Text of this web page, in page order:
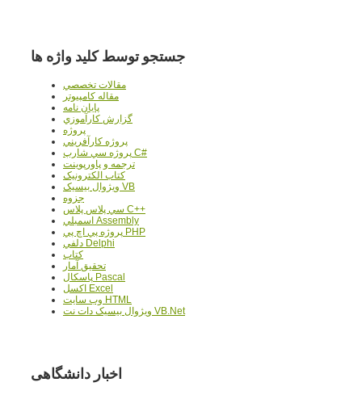
جستجو توسط کلید واژه ها
مقالات تخصصي
مقاله کامپیوتر
پایان نامه
گزارش کارآموزي
پروژه
پروژه کارآفريني
پروژه سي شارپ C#
ترجمه و پاورپوينت
کتاب الکترونيک
ويژوال بيسيک VB
جزوه
سي پلاس پلاس C++
اسمبلي Assembly
پروژه پي اچ پي PHP
دلفي Delphi
کتاب
تحقيق آمار
پاسکال Pascal
اکسل Excel
وب سايت HTML
ويژوال بيسيک دات نت VB.Net
اخبار دانشگاهی